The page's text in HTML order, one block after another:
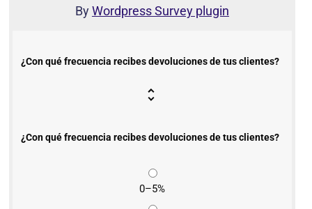
ByWordpress Survey plugin
¿Con qué frecuencia recibes devoluciones de tus clientes?
¿Con qué frecuencia recibes devoluciones de tus clientes?
0–5%